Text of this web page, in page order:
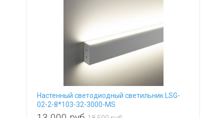
Настенный светодиодный светильник LSG-
02-2-8*103-32-3000-MS